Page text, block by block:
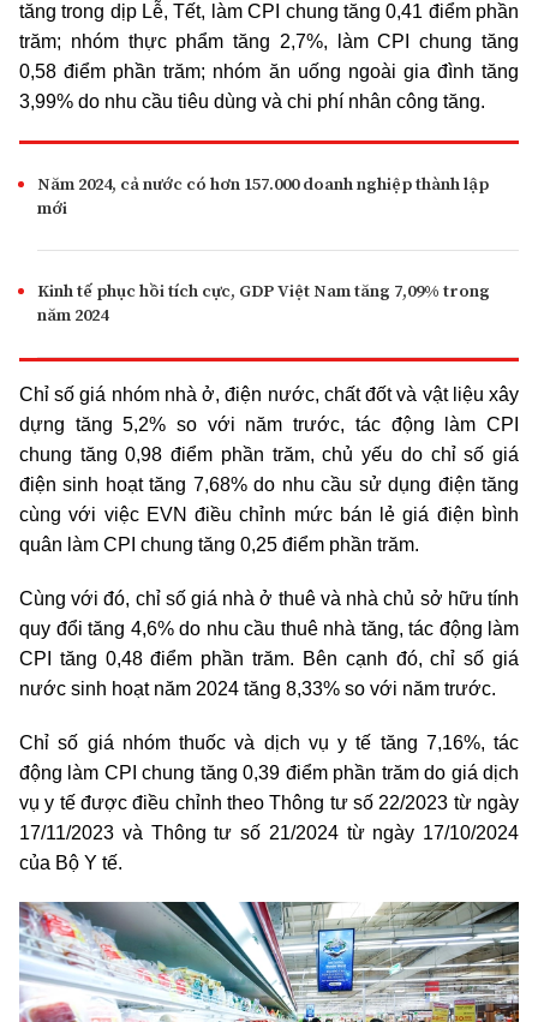
tăng trong dịp Lễ, Tết, làm CPI chung tăng 0,41 điểm phần
trăm; nhóm thực phẩm tăng 2,7%, làm CPI chung tăng
0,58 điểm phần trăm; nhóm ăn uống ngoài gia đình tăng
3,99% do nhu cầu tiêu dùng và chi phí nhân công tăng.
Năm 2024, cả nước có hơn 157.000 doanh nghiệp thành lập
mới
Kinh tế phục hồi tích cực, GDP Việt Nam tăng 7,09% trong
năm 2024
Chỉ số giá nhóm nhà ở, điện nước, chất đốt và vật liệu xây
dựng tăng 5,2% so với năm trước, tác động làm CPI
chung tăng 0,98 điểm phần trăm, chủ yếu do chỉ số giá
điện sinh hoạt tăng 7,68% do nhu cầu sử dụng điện tăng
cùng với việc EVN điều chỉnh mức bán lẻ giá điện bình
quân làm CPI chung tăng 0,25 điểm phần trăm.
Cùng với đó, chỉ số giá nhà ở thuê và nhà chủ sở hữu tính
quy đổi tăng 4,6% do nhu cầu thuê nhà tăng, tác động làm
CPI tăng 0,48 điểm phần trăm. Bên cạnh đó, chỉ số giá
nước sinh hoạt năm 2024 tăng 8,33% so với năm trước.
Chỉ số giá nhóm thuốc và dịch vụ y tế tăng 7,16%, tác
động làm CPI chung tăng 0,39 điểm phần trăm do giá dịch
vụ y tế được điều chỉnh theo Thông tư số 22/2023 từ ngày
17/11/2023 và Thông tư số 21/2024 từ ngày 17/10/2024
của Bộ Y tế.